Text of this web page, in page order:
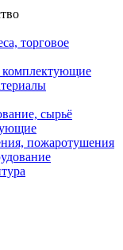
торговое
сырьё
пожаротушения